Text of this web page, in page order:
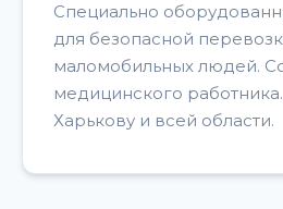
Специально
для безопасной
маломобильных людей.
медицинского
Харькову и всей области.